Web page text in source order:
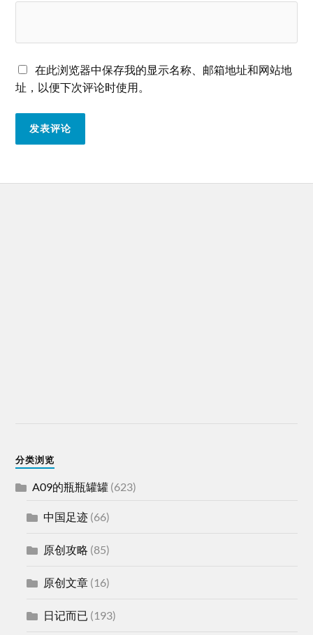
在此浏览器中保存我的显示名称、邮箱地址和网站地
址，以便下次评论时使用。
分类浏览
A09的瓶瓶罐罐 (623)
中国足迹 (66)
原创攻略 (85)
原创文章 (16)
日记而已 (193)